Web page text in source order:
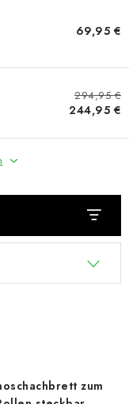
69,95 €
294,95 €
244,95 €
zum